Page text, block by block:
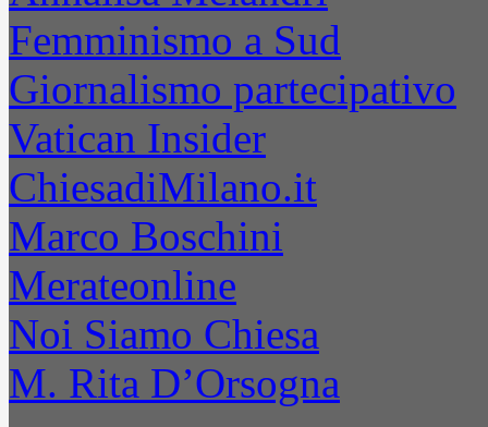
Femminismo a Sud
Giornalismo partecipativo
Vatican Insider
ChiesadiMilano.it
Marco Boschini
Merateonline
Noi Siamo Chiesa
M. Rita D’Orsogna